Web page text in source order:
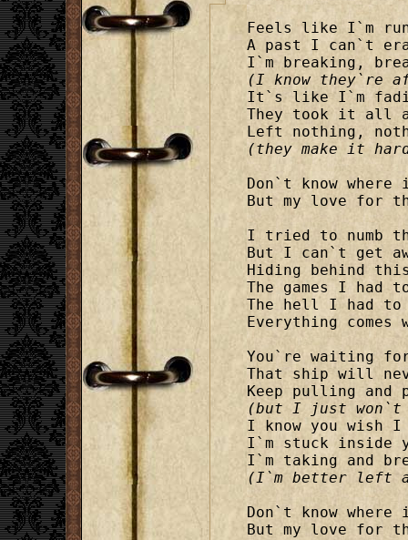
Feels like I`m
A past I can`t
(I know they`re
It`s like I`m
They took it all
(they make it
Don`t know where
But my love for
I tried to numb
But I can`t get
Hiding behind
The games I had
The hell I had to
Everything
You`re waiting
That ship will
(but I just
I know you wish I
I`m stuck inside
(I`m better left
Don`t know where
But my love for